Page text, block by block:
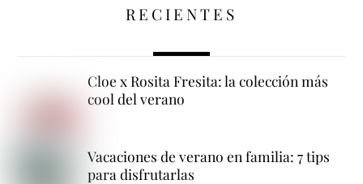
RECIENTES
Cloe x Rosita Fresita: la colección más
cool del verano
Vacaciones de verano en familia: 7 tips
para disfrutarlas